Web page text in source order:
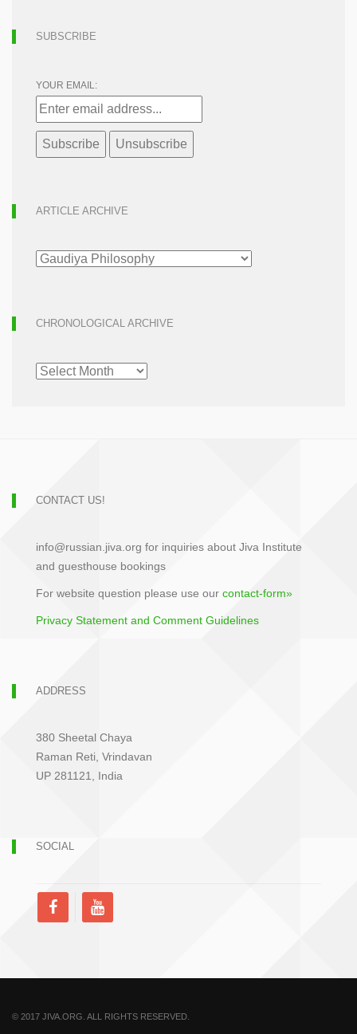
SUBSCRIBE
YOUR EMAIL:
ARTICLE ARCHIVE
ARTICLE
ARCHIVE
CHRONOLOGICAL ARCHIVE
CHRONOLOGICAL
ARCHIVE
CONTACT US!
info@russian.jiva.org for inquiries about Jiva Institute
and guesthouse bookings
For website question please use our contact-form»
Privacy Statement and Comment Guidelines
ADDRESS
380 Sheetal Chaya
Raman Reti, Vrindavan
UP 281121, India
SOCIAL
© 2017 JIVA.ORG. ALL RIGHTS RESERVED.